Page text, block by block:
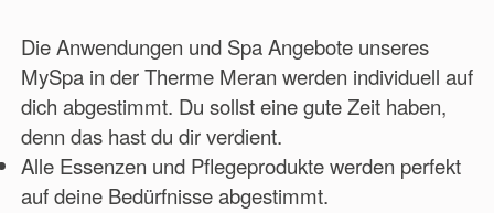
Die Anwendungen und Spa Angebote unseres
MySpa in der Therme Meran werden individuell auf
dich abgestimmt. Du sollst eine gute Zeit haben,
denn das hast du dir verdient.
Alle Essenzen und Pflegeprodukte werden perfekt
auf deine Bedürfnisse abgestimmt.